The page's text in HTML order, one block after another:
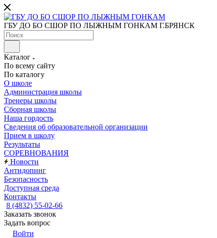
ГБУ ДО БО СШОР ПО ЛЫЖНЫМ ГОНКАМ Г.БРЯНСК
Каталог
По всему сайту
По каталогу
О школе
Администрация школы
Тренеры школы
Сборная школы
Наша гордость
Сведения об образовательной организации
Прием в школу
Результаты
СОРЕВНОВАНИЯ
Новости
Антидопинг
Безопасность
Доступная среда
Контакты
8 (4832) 55-02-66
Заказать звонок
Задать вопрос
Войти